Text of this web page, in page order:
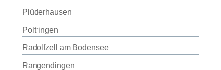
Plüderhausen
Poltringen
Radolfzell am Bodensee
Rangendingen